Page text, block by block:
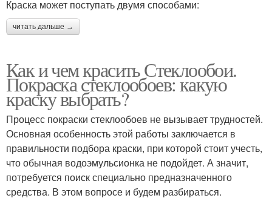
Краска может поступать двумя способами:
читать дальше →
Как и чем красить Стеклообои.
Покраска стеклообоев: какую
краску выбрать?
Процесс покраски стеклообоев не вызывает трудностей.
Основная особенность этой работы заключается в
правильности подбора краски, при которой стоит учесть,
что обычная водоэмульсионка не подойдет. А значит,
потребуется поиск специально предназначенного
средства. В этом вопросе и будем разбираться.